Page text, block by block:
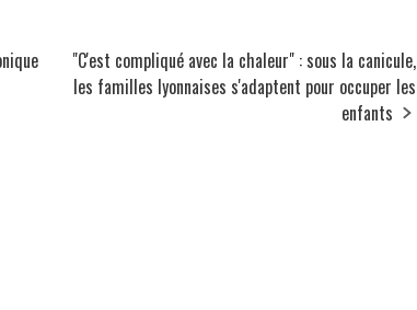
"C'est compliqué avec la chaleur" : sous la canicule,
les familles lyonnaises s'adaptent pour occuper les
enfants